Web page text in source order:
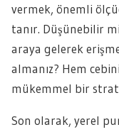
vermek, önemli
tanır. Düşünebilir
araya gelerek
almanız? Hem
mükemmel bir
Son olarak, yerel